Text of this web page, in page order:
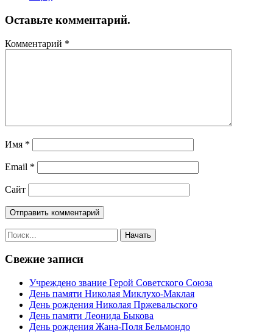
Оставьте комментарий.
Комментарий *
Имя *
Email *
Сайт
Свежие записи
Учреждено звание Герой Советского Союза
День памяти Николая Миклухо-Маклая
День рождения Николая Пржевальского
День памяти Леонида Быкова
День рождения Жана-Поля Бельмондо